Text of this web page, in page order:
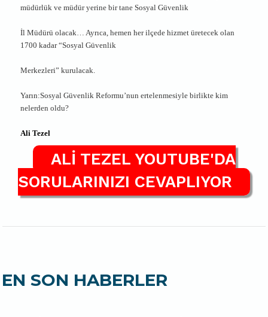
müdürlük ve müdür yerine bir tane Sosyal Güvenlik
İl Müdürü olacak… Ayrıca, hemen her ilçede hizmet üretecek olan
1700 kadar “Sosyal Güvenlik
Merkezleri” kurulacak.
Yarın:Sosyal Güvenlik Reformu’nun ertelenmesiyle birlikte kim
nelerden oldu?
Ali Tezel
ALİ TEZEL YOUTUBE'DA
SORULARINIZI CEVAPLIYOR
EN SON HABERLER